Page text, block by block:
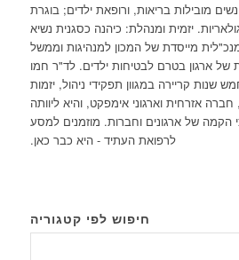
מובילות בריאות, ורופאת ילדים; בוגרת
יזמית ומנהלת: כיהנה כסגנית נשיא
מייסדת של המכון למנהיגות וממשל
של ארגון בטרם לבטיחות ילדים. לד"ר חמו
שנות קריירה במגוון תפקידי ניהול, יזמות
אזרחית וארגוני אימפקט, והיא ליוותה
הקמה של ארגונים וחברות. מוזמנים למסע
לרפואת העתיד - היא כבר כאן.
חיפוש לפי קטגוריה